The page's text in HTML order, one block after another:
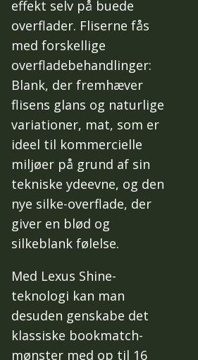
effekt selv på buede
overflader. Fliserne fås
med forskellige
overfladebehandlinger:
Blank, der fremhæver
flisens glans og naturlige
variationer, mat, som er
ideel til kommercielle
miljøer på grund af sin
tekniske ydeevne, og den
nye silke-overflade, der
giver en blød og
silkeblank følelse.
Med Lexus Shine-
teknologi kan man
desuden genskabe det
klassiske bookmatch-
mønster med op til 16